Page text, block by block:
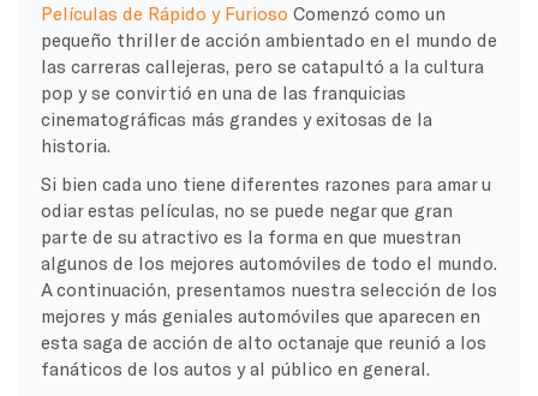
Películas de Rápido y Furioso Comenzó como un
pequeño thriller de acción ambientado en el mundo de
las carreras callejeras, pero se catapultó a la cultura
pop y se convirtió en una de las franquicias
cinematográficas más grandes y exitosas de la
historia.
Si bien cada uno tiene diferentes razones para amar u
odiar estas películas, no se puede negar que gran
parte de su atractivo es la forma en que muestran
algunos de los mejores automóviles de todo el mundo.
A continuación, presentamos nuestra selección de los
mejores y más geniales automóviles que aparecen en
esta saga de acción de alto octanaje que reunió a los
fanáticos de los autos y al público en general.